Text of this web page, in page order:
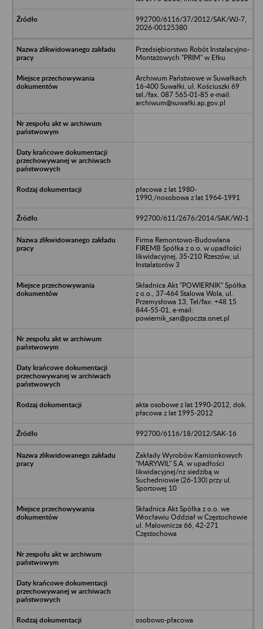
992700/6116/37/2012/SAK/WJ-7,
2026-00125380
Przedsiębiorstwo Robót Instalacyjno-
Montażowych "PRIM" w Ełku
Archiwum Państwowe w Suwałkach
16-400 Suwałki, ul. Kościuszki 69
tel./fax. 087 565-01-85 e-mail:
archiwum@suwałki.ap.gov.pl
płacowa z lat 1980-
1990,/nosobowa z lat 1964-1991
992700/611/2676/2014/SAK/WJ-1
Firma Remontowo-Budowlana
FIREMB Spółka z o.o. w upadłości
likwidacyjnej, 35-210 Rzeszów, ul.
Instalatorów 3
Składnica Akt "POWIERNIK" Spółka
z o.o., 37-464 Stalowa Wola, ul.
Przemysłowa 13, Tel/fax: +48 15
844-55-01, e-mail:
powiernik_san@poczta.onet.pl
akta osobowe z lat 1990-2012, dok.
płacowa z lat 1995-2012
992700/6116/18/2012/SAK-16
Zakłady Wyrobów Kamionkowych
"MARYWIL" S.A. w upadłości
likwidacyjnej/nz siedzibą w
Suchedniowie (26-130) przy ul.
Sportowej 10
Składnica Akt Spółka z o.o. we
Wrocławiu Oddział w Częstochowie
ul. Malownicza 66, 42-271
Częstochowa
osobowo-płacowa